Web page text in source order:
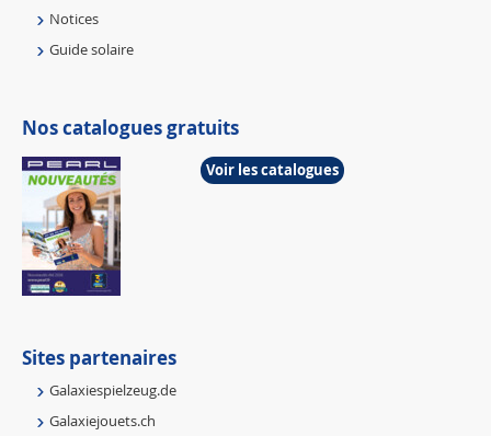
Notices
Guide solaire
Nos catalogues gratuits
Voir les catalogues
Sites partenaires
Galaxiespielzeug.de
Galaxiejouets.ch